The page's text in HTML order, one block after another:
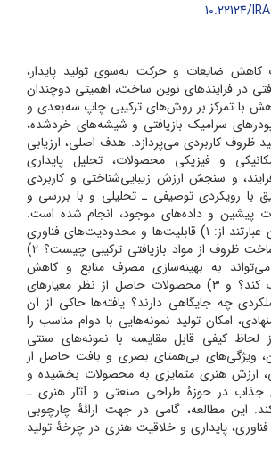
10.22124/
کاهش ضایعات و حرکت به‌سوی تولید پایدار،
در فرایندهای نوین ساخت، اهمیتی دوچندان
با تمرکز بر روش‌های ترکیبی چاپ سه‌بعدی و
سرامیک بازیافتی و شیشه‌های خردشده،
ظروف کاربردی می‌پردازد. هدف اصلی، ارزیابی
و فیزیکی محصولات، تحلیل پایداری
و سنجش ارزش زیبایی‌شناختی و کاربردی
با رویکردی توصیفی ـ تحلیلی و با بررسی و
پیشین و داده‌های موجود، انجام شده است.
پرسش‌های اصلی آن عبارتند از: ۱) قابلیت‌ها و محدودیت‌های فناوری
چاپ سه‌بعدی در ساخت ظروف از مواد بازیافتی ترکیبی چیست؟ ۲)
به بهینه‌سازی مصرف منابع و کاهش
هدررفت آن‌ها کمک کند؟ و ۳) محصولات حاصل از نظر معیارهای
چه جایگاهی دارند؟ یافته‌ها حاکی از آن
امکان تولید نمونه‌هایی با دوام مناسب را
لحاظ کیفی قابل مقایسه با نمونه‌های سنتی
ویژگی‌های بی‌همتای بصری و بافت حاصل از
ارزش هنری متمایزی به محصولات بخشیده و
جذاب در حوزۀ طراحی صنعتی و آثار هنری ـ
این مطالعه، گامی در جهت ارائۀ چارچوبی
فناوری، پایداری و خلاقیت هنری در چرخۀ تولید